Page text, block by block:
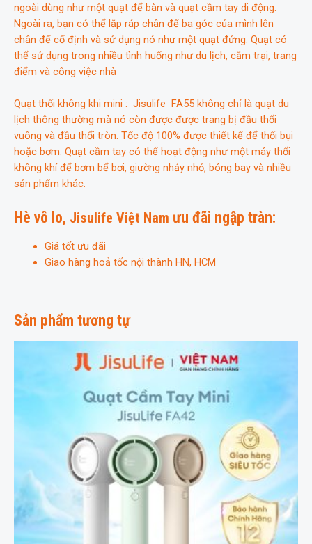
ngoài dùng như một quạt để bàn và quạt cầm tay di động.
Ngoài ra, bạn có thể lắp ráp chân đế ba góc của mình lên
chân đế cố định và sử dụng nó như một quạt đứng. Quạt có
thể sử dụng trong nhiều tình huống như du lịch, cắm trại, trang
điểm và công việc nhà
Quạt thổi không khi mini : Jisulife FA55 không chỉ là quạt du
lịch thông thường mà nó còn được được trang bị đầu thổi
vuông và đầu thổi tròn. Tốc độ 100% được thiết kế để thổi bụi
hoặc bơm. Quạt cầm tay có thể hoạt động như một máy thổi
không khí để bơm bể bơi, giường nhảy nhỏ, bóng bay và nhiều
sản phẩm khác.
Hè vô lo, Jisulife Việt Nam ưu đãi ngập tràn:
Giá tốt ưu đãi
Giao hàng hoả tốc nội thành HN, HCM
Sản phẩm tương tự